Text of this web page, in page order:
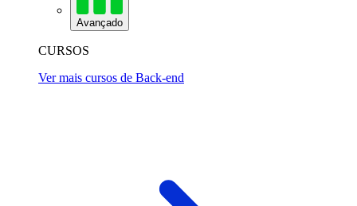
Avançado
CURSOS
Ver mais cursos de Back-end